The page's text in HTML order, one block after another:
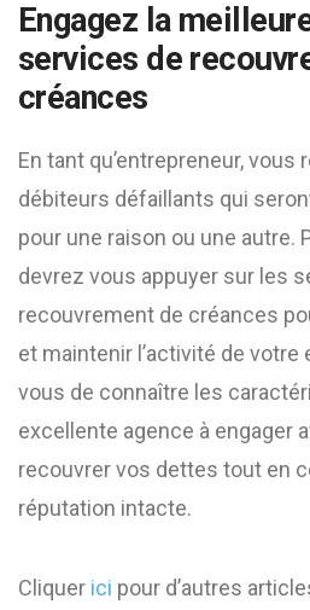
Engagez la
services de
créances
En tant qu’entrepreneur,
débiteurs défaillants qui
pour une raison ou une autre.
devrez vous appuyer sur les
recouvrement de créances
et maintenir l’activité de
vous de connaître les
excellente agence à engager
recouvrer vos dettes tout en
réputation intacte.
Cliquer ici pour d’autres